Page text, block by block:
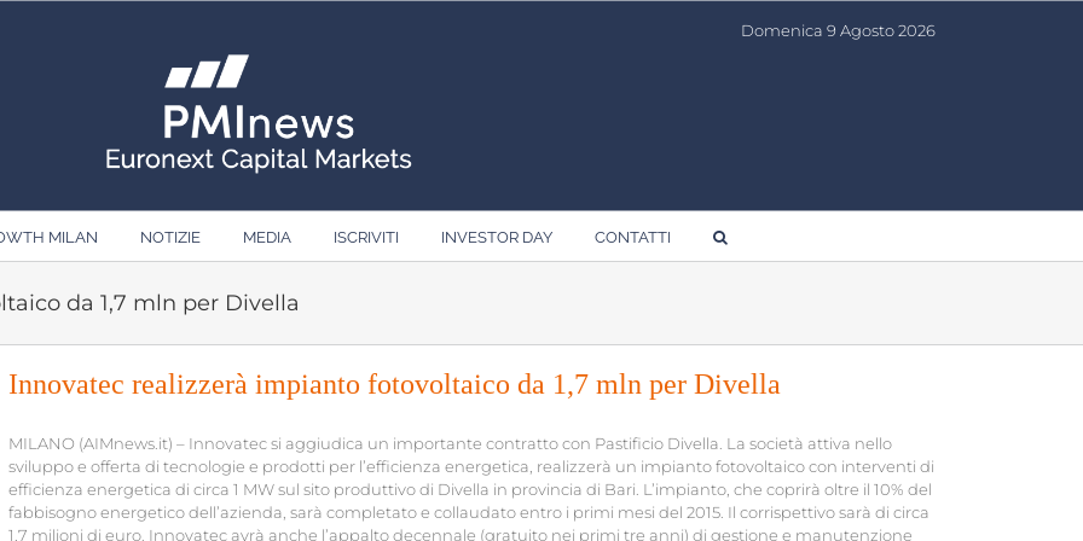
Domenica 9 Agosto 2026
MILAN NOTIZIE MEDIA ISCRIVITI INVESTOR DAY CONTATTI
da 1,7 mln per Divella
Innovatec realizzerà impianto fotovoltaico da 1,7 mln per Divella
MILANO (AIMnews.it) – Innovatec si aggiudica un importante contratto con Pastificio Divella. La società attiva nello
sviluppo e offerta di tecnologie e prodotti per l’efficienza energetica, realizzerà un impianto fotovoltaico con interventi di
efficienza energetica di circa 1 MW sul sito produttivo di Divella in provincia di Bari. L’impianto, che coprirà oltre il 10% del
fabbisogno energetico dell’azienda, sarà completato e collaudato entro i primi mesi del 2015. Il corrispettivo sarà di circa
1,7 milioni di euro. Innovatec avrà anche l’appalto decennale (gratuito nei primi tre anni) di gestione e manutenzione